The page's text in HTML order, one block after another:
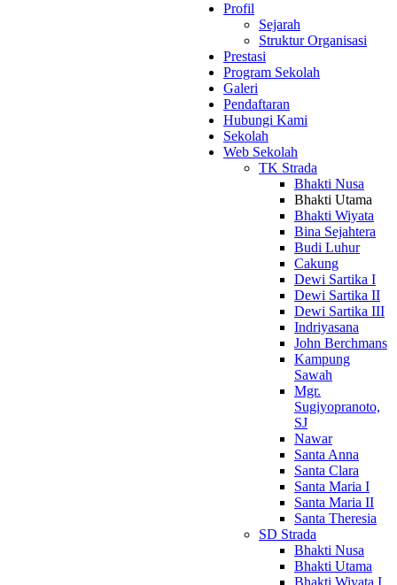
Profil
Sejarah
Struktur Organisasi
Prestasi
Program Sekolah
Galeri
Pendaftaran
Hubungi Kami
Sekolah
Web Sekolah
TK Strada
Bhakti Nusa
Bhakti Utama
Bhakti Wiyata
Bina Sejahtera
Budi Luhur
Cakung
Dewi Sartika I
Dewi Sartika II
Dewi Sartika III
Indriyasana
John Berchmans
Kampung
Sawah
Mgr.
Sugiyopranoto,
SJ
Nawar
Santa Anna
Santa Clara
Santa Maria I
Santa Maria II
Santa Theresia
SD Strada
Bhakti Nusa
Bhakti Utama
Bhakti Wiyata I